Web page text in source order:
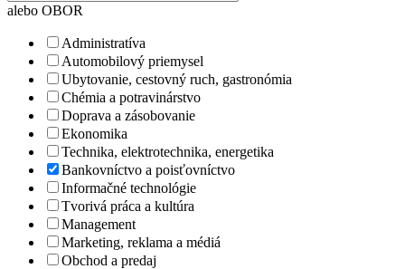
alebo OBOR
Administratíva
Automobilový priemysel
Ubytovanie, cestovný ruch, gastronómia
Chémia a potravinárstvo
Doprava a zásobovanie
Ekonomika
Technika, elektrotechnika, energetika
Bankovníctvo a poisťovníctvo
Informačné technológie
Tvorivá práca a kultúra
Management
Marketing, reklama a médiá
Obchod a predaj